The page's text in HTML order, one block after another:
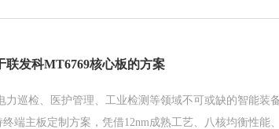
发科MT6769核心板的方案
力巡检、医护管理、工业检测等领域不可或缺的智能装
端主板定制方案，凭借12nm成熟工艺、八核均衡性能